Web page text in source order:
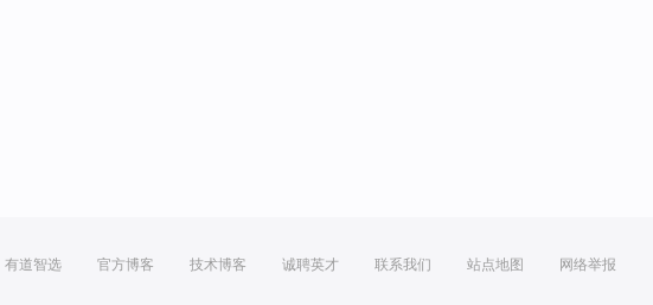
有道智选 官方博客 技术博客 诚聘英才 联系我们 站点地图 网络举报